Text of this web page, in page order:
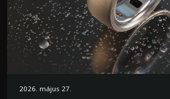
2026. május 27.